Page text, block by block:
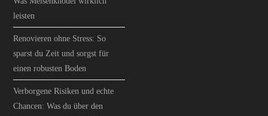
leisten
Renovieren ohne Stress: So
sparst du Zeit und sorgst für
einen robusten Boden
Verborgene Risiken und echte
Chancen: Was du über den